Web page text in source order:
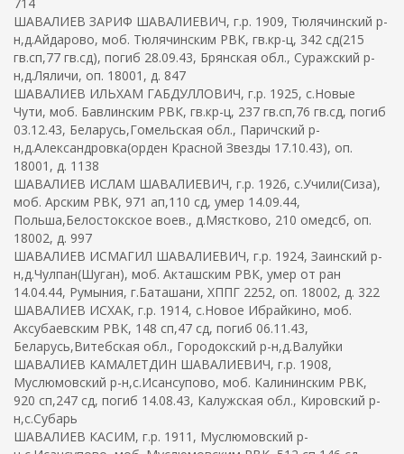
ШАВАЛИЕВ ЗАРИФ ШАВАЛИЕВИЧ, г.р. 1909, Тюлячинский р-
н,д.Айдарово, моб. Тюлячинским РВК, гв.кр-ц, 342 сд(215
гв.сп,77 гв.сд), погиб 28.09.43, Брянская обл., Суражский р-
н,д.Ляличи, оп. 18001, д. 847
ШАВАЛИЕВ ИЛЬХАМ ГАБДУЛЛОВИЧ, г.р. 1925, с.Новые
Чути, моб. Бавлинским РВК, гв.кр-ц, 237 гв.сп,76 гв.сд, погиб
03.12.43, Беларусь,Гомельская обл., Паричский р-
н,д.Александровка(орден Красной Звезды 17.10.43), оп.
18001, д. 1138
ШАВАЛИЕВ ИСЛАМ ШАВАЛИЕВИЧ, г.р. 1926, с.Учили(Сиза),
моб. Арским РВК, 971 ап,110 сд, умер 14.09.44,
Польша,Белостокское воев., д.Мястково, 210 омедсб, оп.
18002, д. 997
ШАВАЛИЕВ ИСМАГИЛ ШАВАЛИЕВИЧ, г.р. 1924, Заинский р-
н,д.Чулпан(Шуган), моб. Акташским РВК, умер от ран
14.04.44, Румыния, г.Баташани, ХППГ 2252, оп. 18002, д. 322
ШАВАЛИЕВ ИСХАК, г.р. 1914, с.Новое Ибрайкино, моб.
Аксубаевским РВК, 148 сп,47 сд, погиб 06.11.43,
Беларусь,Витебская обл., Городокский р-н,д.Валуйки
ШАВАЛИЕВ КАМАЛЕТДИН ШАВАЛИЕВИЧ, г.р. 1908,
Муслюмовский р-н,с.Исансупово, моб. Калининским РВК,
920 сп,247 сд, погиб 14.08.43, Калужская обл., Кировский р-
н,с.Субарь
ШАВАЛИЕВ КАСИМ, г.р. 1911, Муслюмовский р-